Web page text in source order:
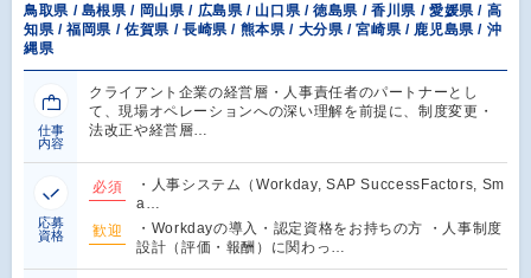
鳥取県 / 島根県 / 岡山県 / 広島県 / 山口県 / 徳島県 / 香川県 / 愛媛県 / 高
知県 / 福岡県 / 佐賀県 / 長崎県 / 熊本県 / 大分県 / 宮崎県 / 鹿児島県 / 沖
縄県
仕事
内容
クライアント企業の経営層・人事責任者のパートナーとし
て、現場オペレーションへの深い理解を前提に、制度変更・
法改正や経営層…
応募
資格
必須
・人事システム（Workday, SAP SuccessFactors, Sm
a…
歓迎
・Workdayの導入・認定資格をお持ちの方 ・人事制度
設計（評価・報酬）に関わっ…